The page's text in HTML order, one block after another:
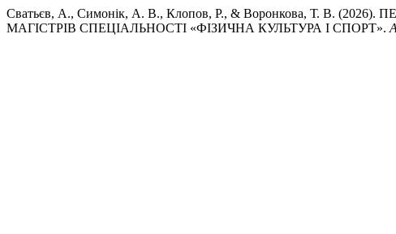
Сватьєв, А., Симонік, А. В., Клопов, Р., & Воронкова, Т. В.
МАГІСТРІВ СПЕЦІАЛЬНОСТІ «ФІЗИЧНА КУЛЬТУРА І СПОРТ».